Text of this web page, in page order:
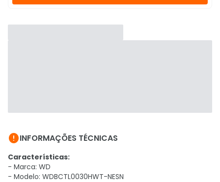
INFORMAÇÕES TÉCNICAS
Características:
- Marca: WD
- Modelo: WDBCTL0030HWT-NESN